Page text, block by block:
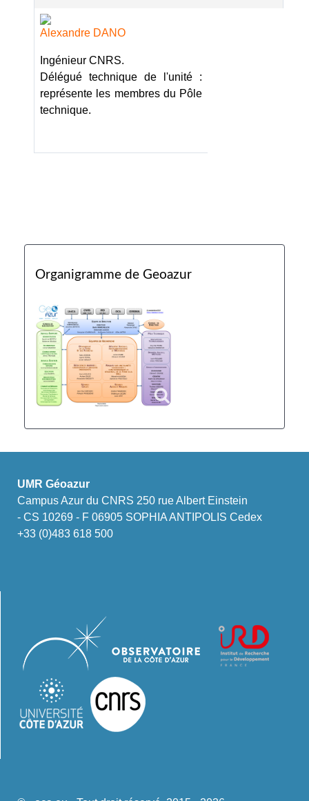
Alexandre DANO
Ingénieur CNRS.
Délégué technique de l'unité :
représente les membres du Pôle
technique.
Organigramme de Geoazur
UMR Géoazur
Campus Azur du CNRS 250 rue Albert Einstein
- CS 10269 - F 06905 SOPHIA ANTIPOLIS Cedex
+33 (0)483 618 500